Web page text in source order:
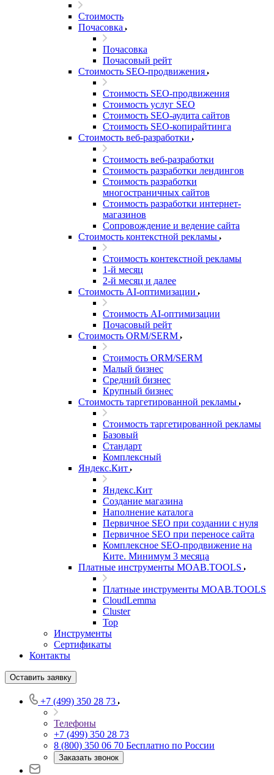
Стоимость
Почасовка
Почасовка
Почасовый рейт
Стоимость SEO-продвижения
Стоимость SEO-продвижения
Стоимость услуг SEO
Стоимость SEO-аудита сайтов
Стоимость SEO-копирайтинга
Стоимость веб-разработки
Стоимость веб-разработки
Стоимость разработки лендингов
Стоимость разработки
многостраничных сайтов
Стоимость разработки интернет-
магазинов
Сопровождение и ведение сайта
Стоимость контекстной рекламы
Стоимость контекстной рекламы
1-й месяц
2-й месяц и далее
Стоимость AI-оптимизации
Стоимость AI-оптимизации
Почасовый рейт
Стоимость ORM/SERM
Стоимость ORM/SERM
Малый бизнес
Средний бизнес
Крупный бизнес
Стоимость таргетированной рекламы
Стоимость таргетированной рекламы
Базовый
Стандарт
Комплексный
Яндекс.Кит
Яндекс.Кит
Создание магазина
Наполнение каталога
Первичное SEO при создании с нуля
Первичное SEO при переносе сайта
Комплексное SEO-продвижение на
Ките. Минимум 3 месяца
Платные инструменты MOAB.TOOLS
Платные инструменты MOAB.TOOLS
CloudLemma
Cluster
Top
Инструменты
Сертификаты
Контакты
Оставить заявку
+7 (499) 350 28 73
Телефоны
+7 (499) 350 28 73
8 (800) 350 06 70 Бесплатно по России
Заказать звонок